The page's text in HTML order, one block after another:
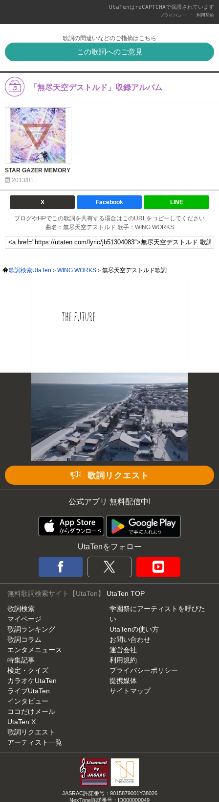
UtaTenはreCAPTCHAで保護されています
プライバシー - 利用契約
歌詞の間違いなどのご指摘はこちら
この歌詞へのご意見
「無尽天空デストルド」収録アルバム
STAR GAZER MEMORY
2013/01
X Facebook LINE
ブログやHPでこの歌詞を共有する場合はこのURLをコピーしてください
曲名：無尽天空デストルド 歌手：WING WORKS
歌詞検索UtaTen WING WORKS 無尽天空デストルド歌詞
次の動画まで 3 キャンセル
歌詞リクエスト
公式アプリ 無料配信中!
UtaTenをフォロー
無料歌詞検索サイト【UtaTen】 UtaTen TOP
歌詞検索
マイページ
歌詞ランキング
歌詞コラム
エンタメニュース
特集記事
検定・クイズ
カラオケUtaTen
ライブUtaTen
インタビュー
ココだけメール
UtaTen X
歌詞リクエスト
アーティスト一覧
学園祭にアーティストを呼びた
い
UtaTenの使い方
お問い合わせ
運営会社
利用規約
プライバシーポリシー
提携媒体
サイトマップ
JASRAC許諾番号：9015879001Y38026
NexTone許諾番号：ID000000049